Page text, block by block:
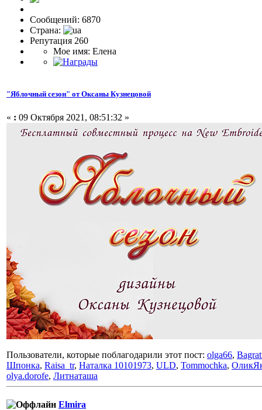
Сообщений: 6870
Страна:
Репутация 260
Мое имя: Елена
"Яблочный сезон" от Оксаны Кузнецовой
« : 09 Октября 2021, 08:51:32 »
Пользователи, которые поблагодарили этот пост: olga66,
Шпонка, Raisa_tr, Наталка 10101973, ULD, Tommochka,
olya.dorofe, Литнаташа
Elmira